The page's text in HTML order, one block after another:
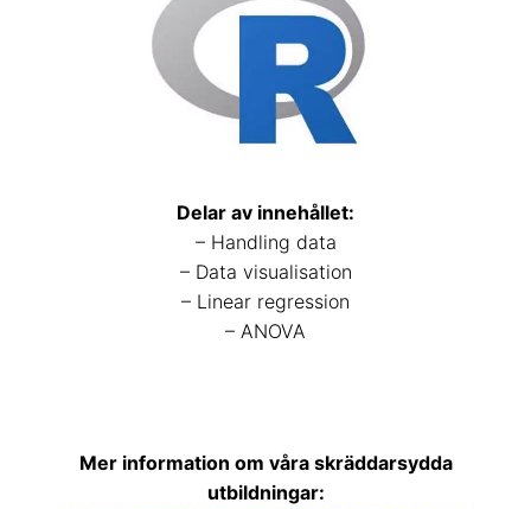
Delar av innehållet:
– Handling data
– Data visualisation
– Linear regression
– ANOVA
Mer information om våra skräddarsydda
utbildningar: